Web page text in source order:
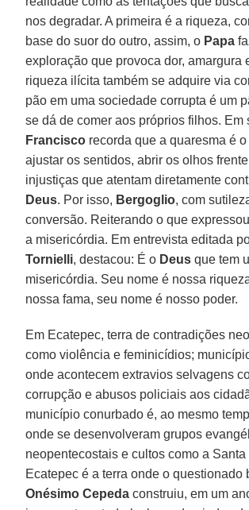
nos degradar. A primeira é a riqueza,
base do suor do outro, assim, o Papa
exploração que provoca dor, amargura
riqueza ilícita também se adquire via
pão em uma sociedade corrupta é um
se dá de comer aos próprios filhos. Em
Francisco recorda que a quaresma é
ajustar os sentidos, abrir os olhos
injustiças que atentam diretamente
Deus. Por isso, Bergoglio, com
conversão. Reiterando o que
a misericórdia. Em entrevista editada
Tornielli, destacou: É o Deus que tem
misericórdia. Seu nome é nossa
nossa fama, seu nome é nosso poder.
Em Ecatepec, terra de contradições
como violência e feminicídios;
onde acontecem extravios selvagens
corrupção e abusos policiais aos
município conurbado é, ao mesmo
onde se desenvolveram grupos
neopentecostais e cultos como a Santa
Ecatepec é a terra onde o questionado
Onésimo Cepeda construiu, em um